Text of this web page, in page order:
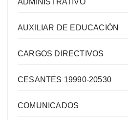
ADMINISTRATIVO
AUXILIAR DE EDUCACIÓN
CARGOS DIRECTIVOS
CESANTES 19990-20530
COMUNICADOS